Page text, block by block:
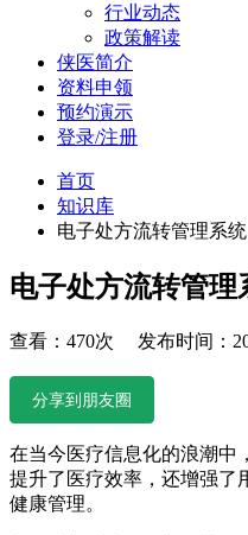
行业动态
政策解读
侠医简介
资料申领
预约演示
登录/注册
首页
知识库
电子处方流转管理系
电子处方流转管
查看：470次 发布时间：
分享到朋友圈
在当今医疗信息化的浪潮中
提升了医疗效率，还增强了
健康管理。